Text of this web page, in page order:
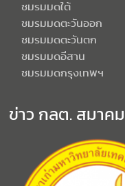
ชมรมมดใต้
ชมรมมดตะวันออก
ชมรมมดตะวันตก
ชมรมมดอีสาน
ชมรมมดกรุงเทพฯ
ข่าว กลต. สมาคม